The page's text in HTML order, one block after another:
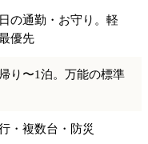
の通勤・お守り。軽
優先
り〜1泊。万能の標準
・複数台・防災